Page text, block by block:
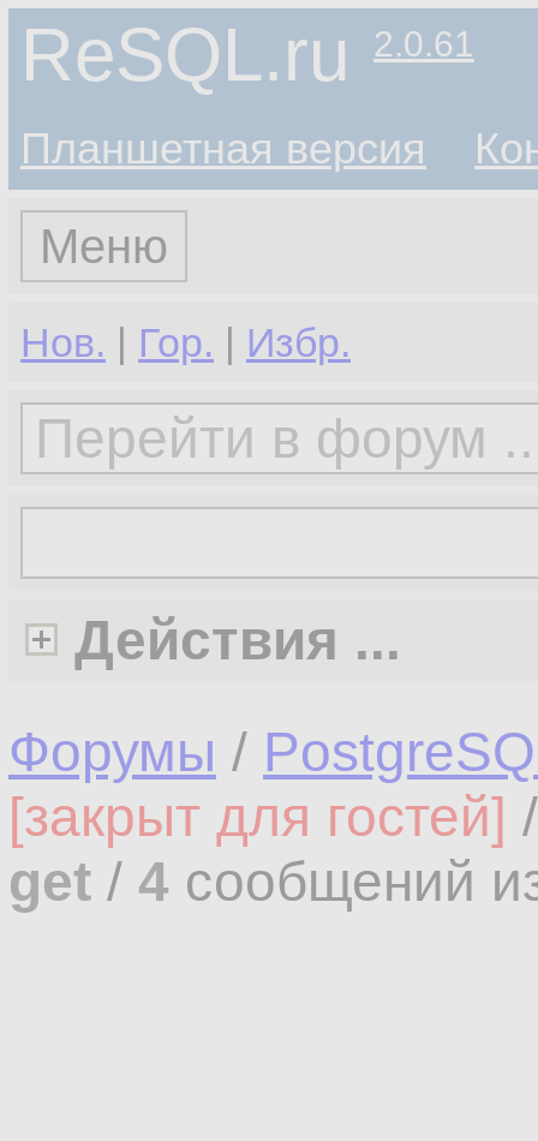
ReSQL.ru 2.0.61
Планшетная версия
Меню
Нов. | Гор. | Избр.
Действия ...
Форумы /
[закрыт для гостей]
get / 4 сообщений